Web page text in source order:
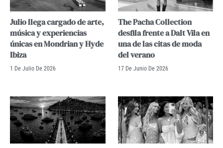
Julio llega cargado de arte,
música y experiencias
únicas en Mondrian y Hyde
Ibiza
1 De Julio De 2026
The Pacha Collection
desfila frente a Dalt Vila en
una de las citas de moda
del verano
17 De Junio De 2026